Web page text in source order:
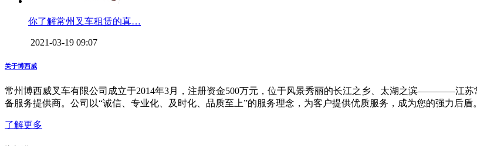
你了解常州叉车租赁的真…
2021-03-19 09:07
关于博西威
常州博西威叉车有限公司成立于2014年3月，注册资金500万元，位于风景秀丽的长江之乡、太湖之滨————江
备服务提供商。公司以“诚信、专业化、及时化、品质至上”的服务理念，为客户提供优质服务，成为您的强力后
了解更多